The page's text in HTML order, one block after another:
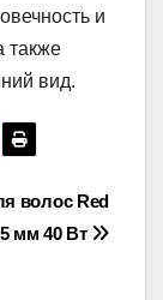
и
также
вид.
волос Red
мм 40 Вт